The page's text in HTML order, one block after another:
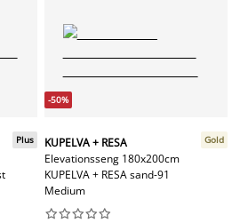
Plus
-50%
KUPELVA + RESA
Elevationsseng 180x200cm
KUPELVA + RESA sand-91
Medium
Gold





